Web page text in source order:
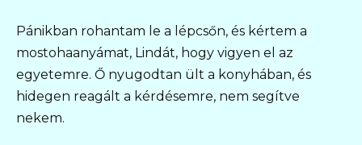
Pánikban rohantam le a lépcsőn, és kértem a
mostohaanyámat, Lindát, hogy vigyen el az
egyetemre. Ő nyugodtan ült a konyhában, és
hidegen reagált a kérdésemre, nem segítve
nekem.